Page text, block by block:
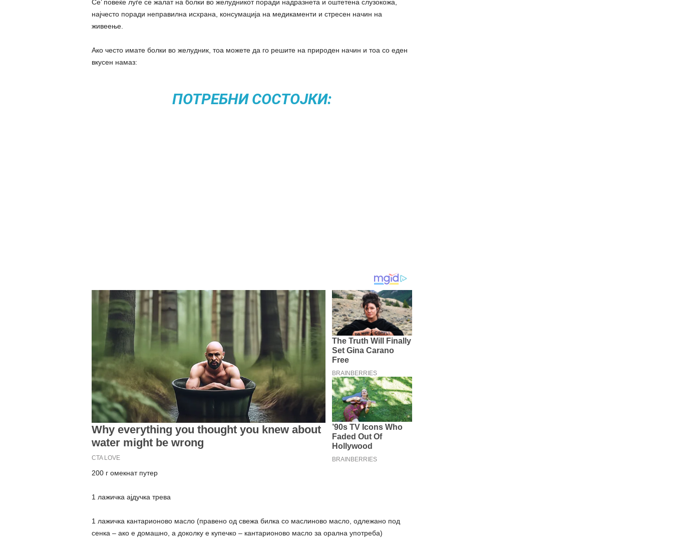
Се’ повеќе луѓе се жалат на болки во желудникот поради надразнета и оштетена слузокожа,
најчесто поради неправилна исхрана, консумација на медикаменти и стресен начин на
живеење.
Ако често имате болки во желудник, тоа можете да го решите на природен начин и тоа со еден
вкусен намаз:
ПОТРЕБНИ СОСТОЈКИ:
200 г омекнат путер
1 лажичка ајдучка трева
1 лажичка кантарионово масло (правено од свежа билка со маслиново масло, одлежано под
сенка – ако е домашно, а доколку е купечко – кантарионово масло за орална употреба)